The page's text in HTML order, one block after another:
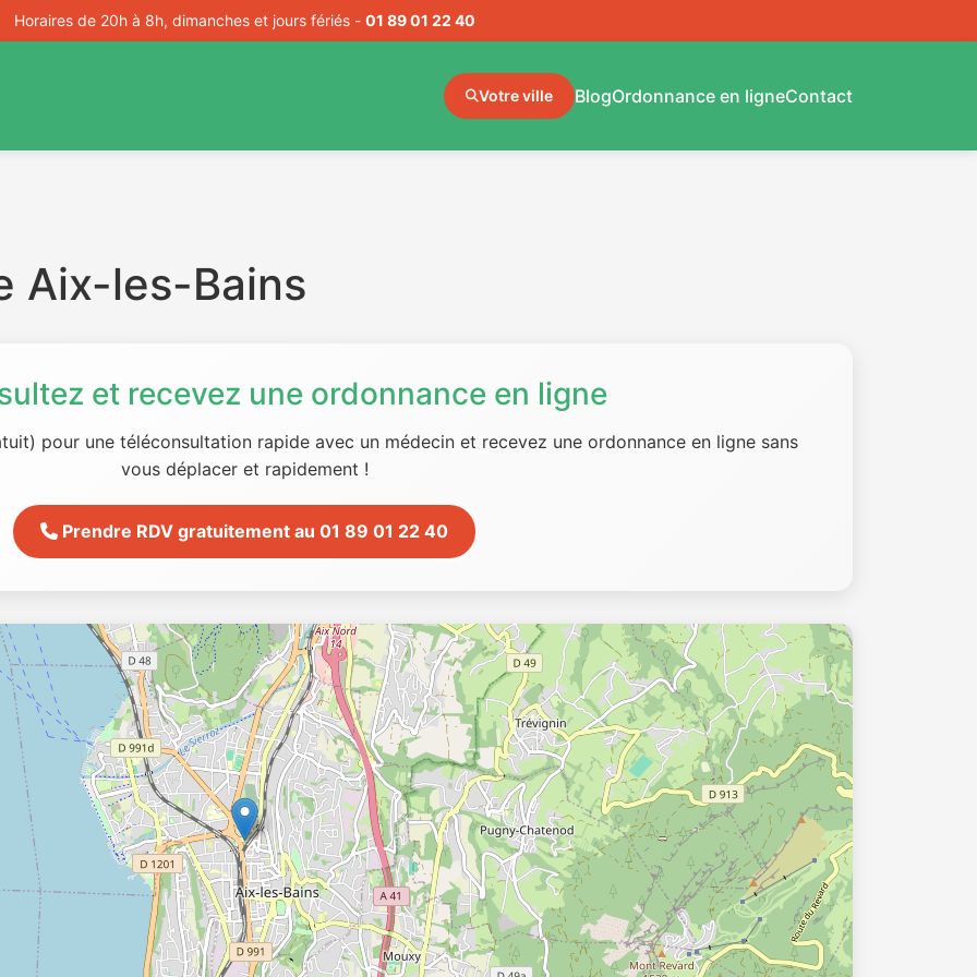
Horaires de 20h à 8h, dimanches et jours fériés - 01 89 01 22 40
Votre ville BlogOrdonnance en ligneContact
Aix-les-Bains
et recevez une ordonnance en ligne
pour une téléconsultation rapide avec un médecin et recevez une ordonnance en ligne sans
vous déplacer et rapidement !
Prendre RDV gratuitement au 01 89 01 22 40